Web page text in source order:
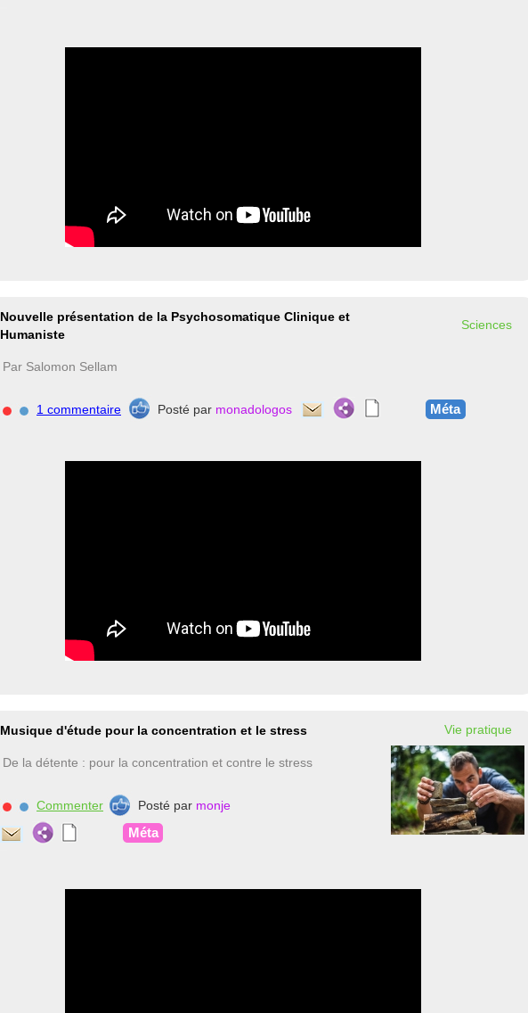
Nouvelle présentation de la Psychosomatique Clinique et
Humaniste
Sciences
Par Salomon Sellam
1 commentaire Posté par monadologos Méta
Musique d'étude pour la concentration et le stress Vie pratique
De la détente : pour la concentration et contre le stress
Commenter Posté par monje
Méta